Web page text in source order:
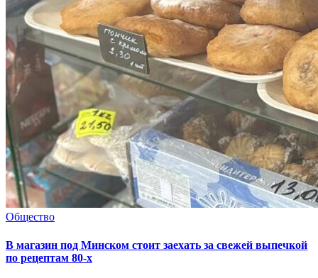
Общество
В магазин под Минском стоит заехать за свежей выпечкой
по рецептам 80-х